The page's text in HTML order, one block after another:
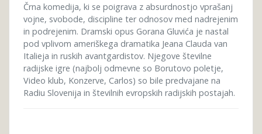
Črna komedija, ki se poigrava z absurdnostjo vprašanj
vojne, svobode, discipline ter odnosov med nadrejenim
in podrejenim. Dramski opus Gorana Gluvića je nastal
pod vplivom ameriškega dramatika Jeana Clauda van
Italieja in ruskih avantgardistov. Njegove številne
radijske igre (najbolj odmevne so Borutovo poletje,
Video klub, Konzerve, Carlos) so bile predvajane na
Radiu Slovenija in številnih evropskih radijskih postajah.